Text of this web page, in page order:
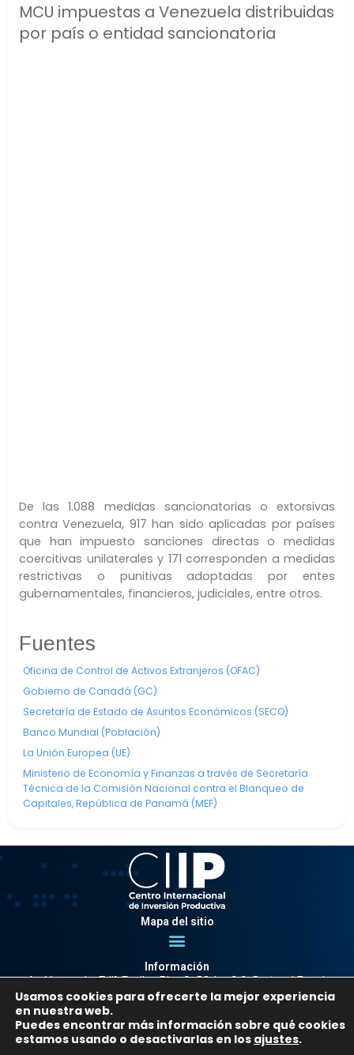
MCU impuestas a Venezuela distribuidas
por país o entidad sancionatoria
De las 1.088 medidas sancionatorias o extorsivas
contra Venezuela, 917 han sido aplicadas por países
que han impuesto sanciones directas o medidas
coercitivas unilaterales y 171 corresponden a medidas
restrictivas o punitivas adoptadas por entes
gubernamentales, financieros, judiciales, entre otros.
Fuentes
Oficina de Control de Activos Extranjeros (OFAC)
Gobierno de Canadá (GC)
Secretaría de Estado de Asuntos Económicos (SECO)
Banco Mundial (Población)
La Unión Europea (UE)
Ministerio de Economía y Finanzas a través de Secretaría
Técnica de la Comisión Nacional contra el Blanqueo de
Capitales, República de Panamá (MEF)
Mapa del sitio
Información
Av. Venezuela, Edif. Epsilon Piso 3, Oficina 3-2, Sector el Rosal,
Chacao.
Caracas, Código Postal 1064
Info@observatorio.gob.ve
© 2021 CIIP – Todos los derechos reservados.
Usamos cookies para ofrecerte la mejor experiencia
en nuestra web.
Puedes encontrar más información sobre qué cookies
estamos usando o desactivarlas en los ajustes.